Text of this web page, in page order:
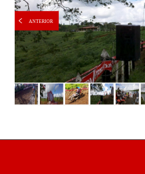
ANTERIOR